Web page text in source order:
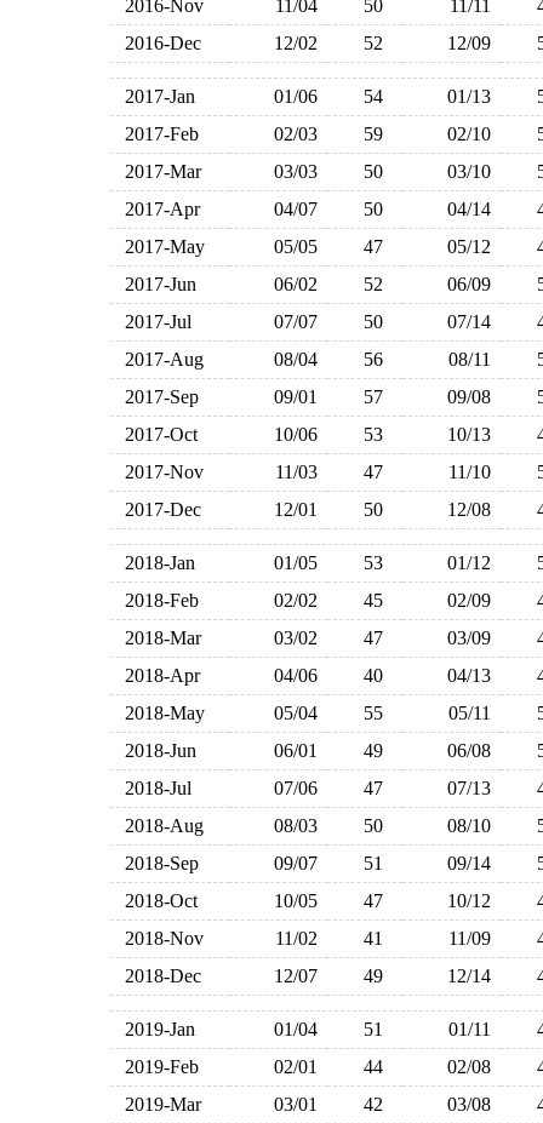
2016-Nov 11/04 50 11/11
2016-Dec
12/02 52 12/09
2017-Jan 01/06 54 01/13
2017-Feb
02/03 59 02/10
2017-Mar
03/03 50 03/10
2017-Apr
04/07 50 04/14
2017-May
05/05 47 05/12
2017-Jun
06/02 52 06/09
2017-Jul
07/07 50 07/14
2017-Aug
08/04 56 08/11
2017-Sep
09/01 57 09/08
2017-Oct
10/06 53 10/13
2017-Nov
11/03 47 11/10
2017-Dec
12/01 50 12/08
2018-Jan 01/05 53 01/12
2018-Feb
02/02 45 02/09
2018-Mar
03/02 47 03/09
2018-Apr
04/06 40 04/13
2018-May
05/04 55 05/11
2018-Jun
06/01 49 06/08
2018-Jul
07/06 47 07/13
2018-Aug
08/03 50 08/10
2018-Sep
09/07 51 09/14
2018-Oct
10/05 47 10/12
2018-Nov
11/02 41 11/09
2018-Dec
12/07 49 12/14
2019-Jan 01/04 51 01/11
2019-Feb
02/01 44 02/08
2019-Mar
03/01 42 03/08